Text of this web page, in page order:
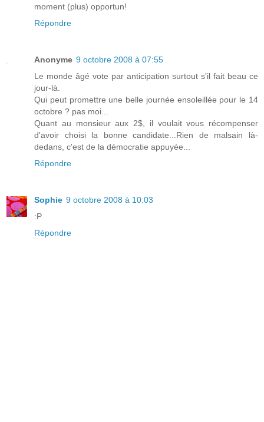
moment (plus) opportun!
Répondre
Anonyme 9 octobre 2008 à 07:55
Le monde âgé vote par anticipation surtout s'il fait beau ce
jour-là.
Qui peut promettre une belle journée ensoleillée pour le 14
octobre ? pas moi...
Quant au monsieur aux 2$, il voulait vous récompenser
d'avoir choisi la bonne candidate...Rien de malsain là-
dedans, c'est de la démocratie appuyée...
Répondre
Sophie 9 octobre 2008 à 10:03
:P
Répondre